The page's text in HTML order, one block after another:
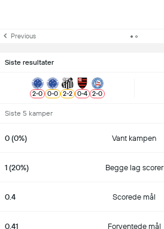
Previous
Siste resultater
2-0 0-0 2-2 0-4 2-0
Siste 5 kamper
0 (0%) Vant kampen
1 (20%) Begge lag scorer
0.4 Scorede mål
0.41 Forventede mål